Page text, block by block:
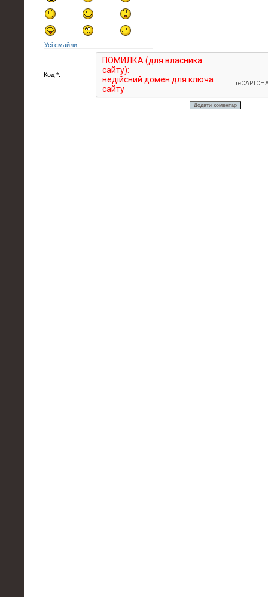
Усі смайли
Код *: